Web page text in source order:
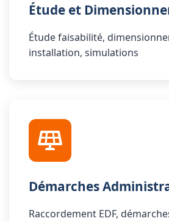
Étude et
Étude faisabilité,
installation, simulations
Démarches
Raccordement EDF,